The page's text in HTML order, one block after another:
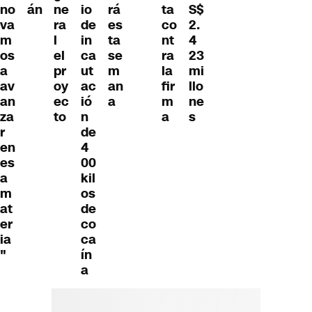
no
va
m
os
a
av
an
za
r
en
es
a
m
at
er
ia
"
án
ne
ra
l
el
pr
oy
ec
to
io
de
in
ca
ut
ac
ió
n
de
4
00
kil
os
de
co
ca
ín
a
rá
es
ta
se
m
an
a
ta
co
nt
ra
la
fir
m
a
S$
2.
4
23
mi
llo
ne
s